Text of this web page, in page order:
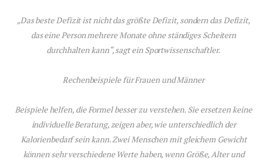
„Das beste Defizit ist nicht das größte Defizit, sondern das Defizit,
das eine Person mehrere Monate ohne ständiges Scheitern
durchhalten kann“, sagt ein Sportwissenschaftler.
Rechenbeispiele für Frauen und Männer
Beispiele helfen, die Formel besser zu verstehen. Sie ersetzen keine
individuelle Beratung, zeigen aber, wie unterschiedlich der
Kalorienbedarf sein kann. Zwei Menschen mit gleichem Gewicht
können sehr verschiedene Werte haben, wenn Größe, Alter und